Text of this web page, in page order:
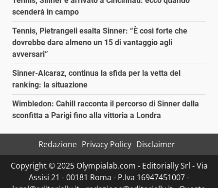
scenderà in campo
Tennis, Pietrangeli esalta Sinner: “È così forte che
dovrebbe dare almeno un 15 di vantaggio agli
avversari”
Sinner-Alcaraz, continua la sfida per la vetta del
ranking: la situazione
Wimbledon: Cahill racconta il percorso di Sinner dalla
sconfitta a Parigi fino alla vittoria a Londra
Redazione Privacy Policy Disclaimer
Copyright © 2025 Olympialab.com - Editorially Srl - Via
Assisi 21 - 00181 Roma - P.Iva 16947451007 -